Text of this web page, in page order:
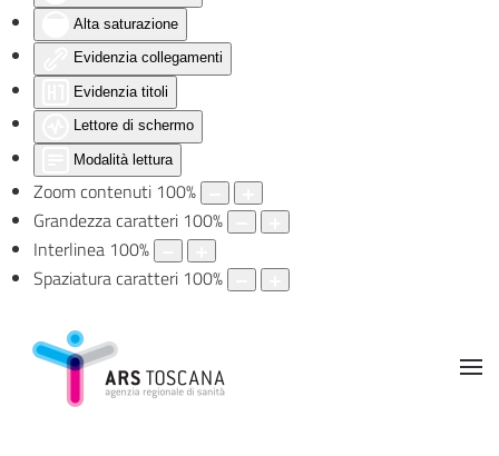
Alta saturazione
Evidenzia collegamenti
Evidenzia titoli
Lettore di schermo
Modalità lettura
Zoom contenuti 100%
Grandezza caratteri 100%
Interlinea 100%
Spaziatura caratteri 100%